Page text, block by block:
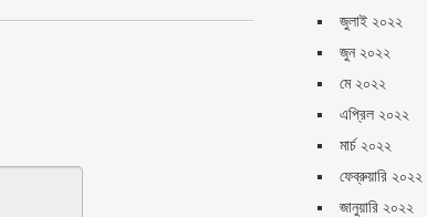
জুলাই ২০২২
জুন ২০২২
মে ২০২২
এপ্রিল ২০২২
মার্চ ২০২২
ফেব্রুয়ারি ২০২২
জানুয়ারি ২০২২